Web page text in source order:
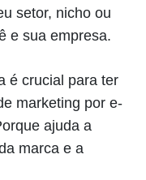
setor, nicho ou
e sua empresa.
é crucial para ter
marketing por e-
ajuda a
marca e a